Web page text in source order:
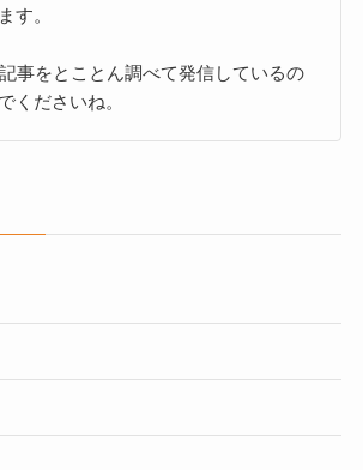
す。
事をとことん調べて発信しているの
くださいね。